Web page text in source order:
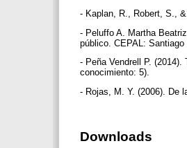
- Kaplan, R., Robert, S.,
- Peluffo A. Martha
público. CEPAL: Santiago
- Peña Vendrell P.
conocimiento: 5).
- Rojas, M. Y. (2006). De
Downloads